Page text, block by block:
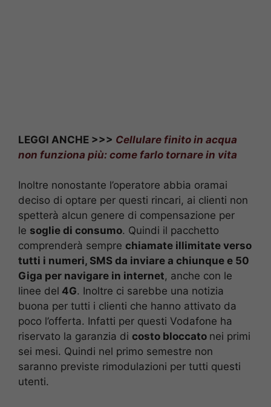
LEGGI ANCHE >>> Cellulare finito in acqua
non funziona più: come farlo tornare in vita
Inoltre nonostante l’operatore abbia oramai
deciso di optare per questi rincari, ai clienti non
spetterà alcun genere di compensazione per
le soglie di consumo. Quindi il pacchetto
comprenderà sempre chiamate illimitate verso
tutti i numeri, SMS da inviare a chiunque e 50
Giga per navigare in internet, anche con le
linee del 4G. Inoltre ci sarebbe una notizia
buona per tutti i clienti che hanno attivato da
poco l’offerta. Infatti per questi Vodafone ha
riservato la garanzia di costo bloccato nei primi
sei mesi. Quindi nel primo semestre non
saranno previste rimodulazioni per tutti questi
utenti.